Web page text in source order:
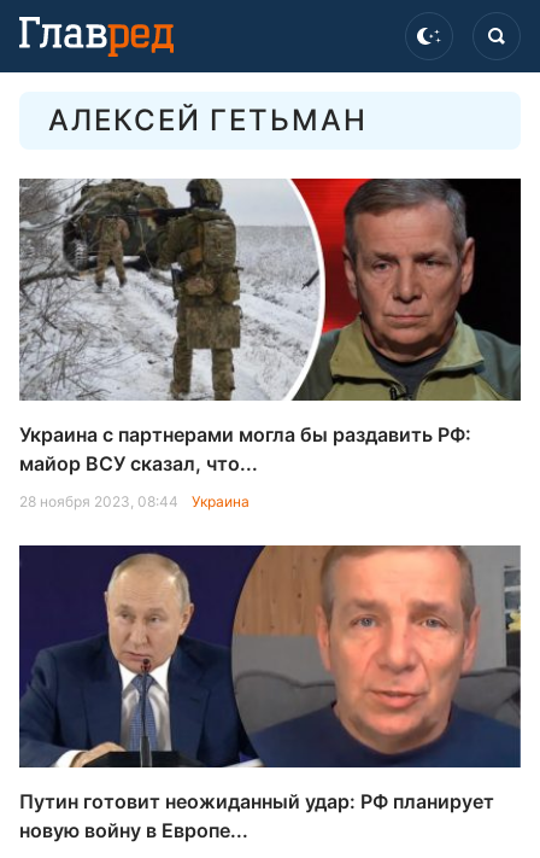
АЛЕКСЕЙ ГЕТЬМАН
Украина с партнерами могла бы раздавить РФ:
майор ВСУ сказал, что...
28 ноября 2023, 08:44 Украина
Путин готовит неожиданный удар: РФ планирует
новую войну в Европе...